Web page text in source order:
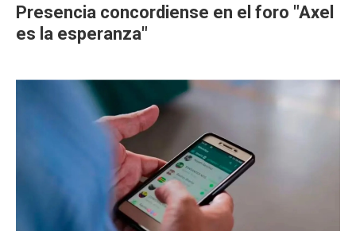
Presencia concordiense en el foro "Axel
es la esperanza"